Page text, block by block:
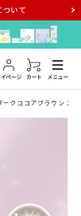
いて
イページ カート メニュー
ガネ
ークココアブラウン 2枚